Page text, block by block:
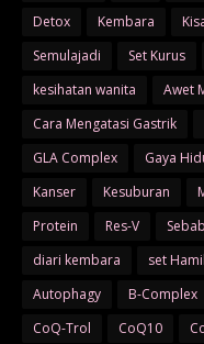
Detox
Kembara
Semulajadi
Set Kurus
kesihatan wanita
Awet
Cara Mengatasi Gastrik
GLA Complex
Gaya
Kanser
Kesuburan
Protein
Res-V
diari kembara
set Hamil
Autophagy
B-Complex
CoQ-Trol
CoQ10